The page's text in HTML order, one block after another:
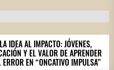
IDEA AL IMPACTO: JÓVENES,
Y EL VALOR DE APRENDER
ERROR EN “ONCATIVO IMPULSA”